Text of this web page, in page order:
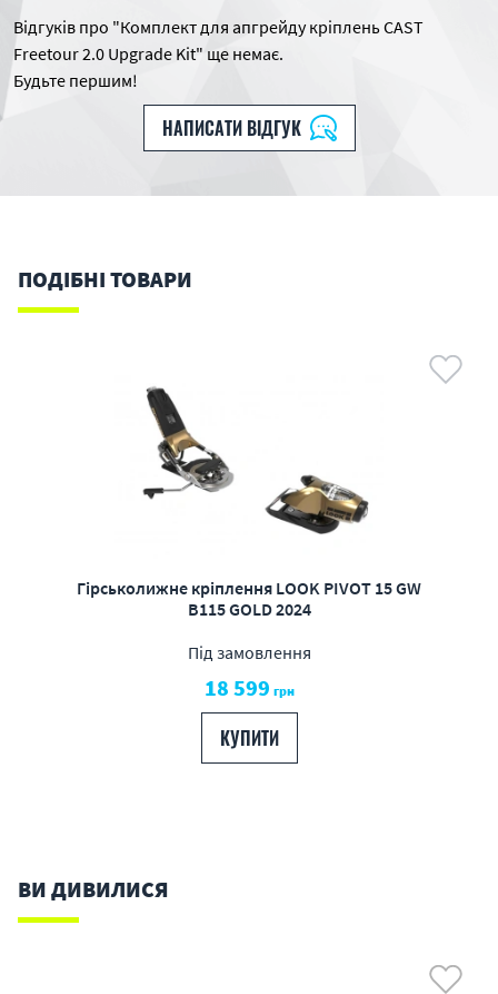
Відгуків про "Комплект для апгрейду кріплень CAST
Freetour 2.0 Upgrade Kit" ще немає.
Будьте першим!
НАПИСАТИ ВІДГУК
ПОДІБНІ ТОВАРИ
Гірськолижне кріплення LOOK PIVOT 15 GW
B115 GOLD 2024
Під замовлення
18 599 грн
КУПИТИ
ВИ ДИВИЛИСЯ